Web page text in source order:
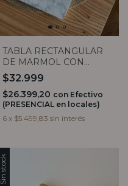
TABLA RECTANGULAR
DE MARMOL CON
MANGO 35X15CM VASSA
$32.999
$26.399,20 con Efectivo
(PRESENCIAL en locales)
6 x $5.499,83 sin interés
Sin stock